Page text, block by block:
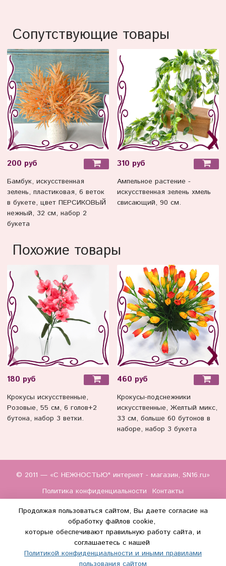
Сопутствующие товары
200 руб
Бамбук, искусственная
зелень, пластиковая, 6 веток
в букете, цвет ПЕРСИКОВЫЙ
нежный, 32 см, набор 2
букета
310 руб
Ампельное растение -
искусственная зелень хмель
свисающий, 90 см.
Похожие товары
180 руб
Крокусы искусственные,
Розовые, 55 см, 6 голов+2
бутона, набор 3 ветки.
460 руб
Крокусы-подснежники
искусственные, Желтый микс,
33 см, больше 60 бутонов в
наборе, набор 3 букета
© 2011 — «С НЕЖНОСТЬЮ" интернет - магазин, SN16.ru»
Политика конфиденциальности
Контакты
(WhatsApp и Макс) +7 (917) 895-85-60
Продолжая пользоваться сайтом, Вы даете согласие на
обработку файлов cookie,
которые обеспечивают правильную работу сайта, и
соглашаетесь с нашей
Политикой конфиденциальности и иными правилами
пользования сайтом